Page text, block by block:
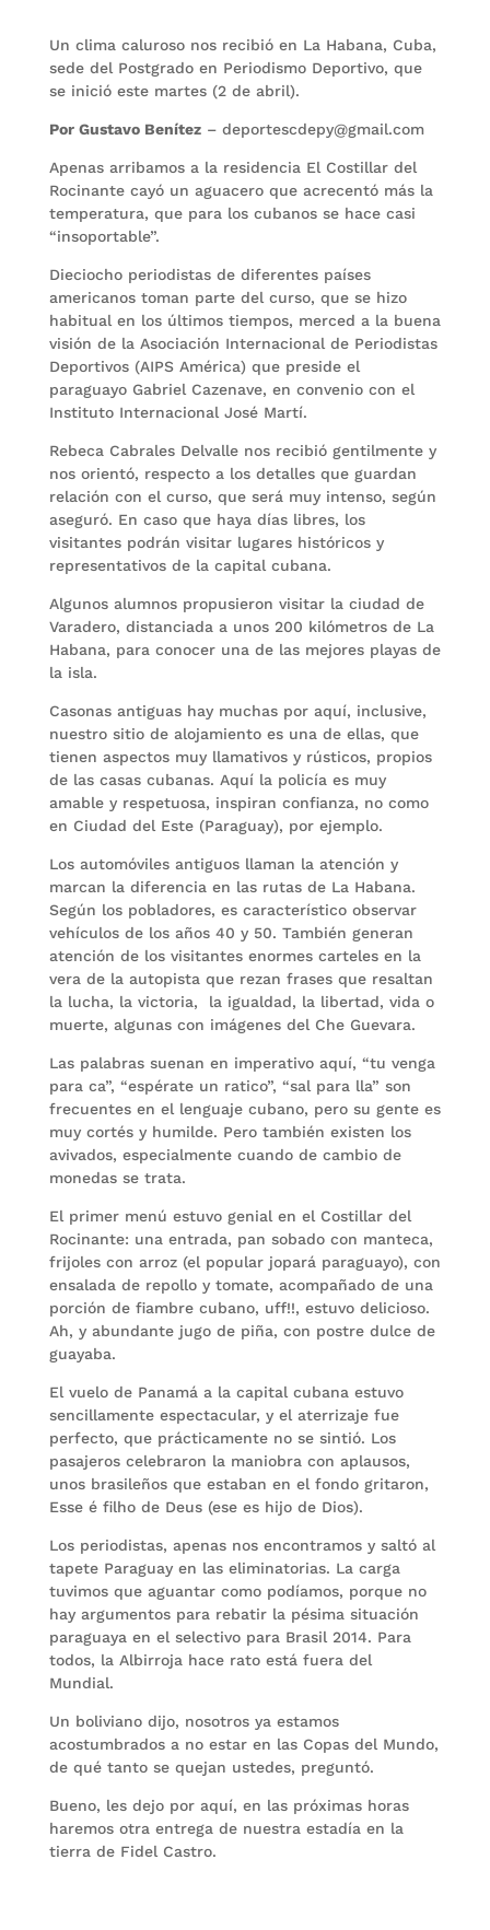
Un clima caluroso nos recibió en La Habana, Cuba,
sede del Postgrado en Periodismo Deportivo, que
se inició este martes (2 de abril).
Por Gustavo Benítez– deportescdepy@gmail.com
Apenas arribamos a la residencia El Costillar del
Rocinante cayó un aguacero que acrecentó más la
temperatura, que para los cubanos se hace casi
“insoportable”.
Dieciocho periodistas de diferentes países
americanos toman parte del curso, que se hizo
habitual en los últimos tiempos, merced a la buena
visión de la Asociación Internacional de Periodistas
Deportivos (AIPS América) que preside el
paraguayo Gabriel Cazenave, en convenio con el
Instituto Internacional José Martí.
Rebeca Cabrales Delvalle nos recibió gentilmente y
nos orientó, respecto a los detalles que guardan
relación con el curso, que será muy intenso, según
aseguró. En caso que haya días libres, los
visitantes podrán visitar lugares históricos y
representativos de la capital cubana.
Algunos alumnos propusieron visitar la ciudad de
Varadero, distanciada a unos 200 kilómetros de La
Habana, para conocer una de las mejores playas de
la isla.
Casonas antiguas hay muchas por aquí, inclusive,
nuestro sitio de alojamiento es una de ellas, que
tienen aspectos muy llamativos y rústicos, propios
de las casas cubanas. Aquí la policía es muy
amable y respetuosa, inspiran confianza, no como
en Ciudad del Este (Paraguay), por ejemplo.
Los automóviles antiguos llaman la atención y
marcan la diferencia en las rutas de La Habana.
Según los pobladores, es característico observar
vehículos de los años 40 y 50. También generan
atención de los visitantes enormes carteles en la
vera de la autopista que rezan frases que resaltan
la lucha, la victoria, la igualdad, la libertad, vida o
muerte, algunas con imágenes del Che Guevara.
Las palabras suenan en imperativo aquí, “tu venga
para ca”, “espérate un ratico”, “sal para lla” son
frecuentes en el lenguaje cubano, pero su gente es
muy cortés y humilde. Pero también existen los
avivados, especialmente cuando de cambio de
monedas se trata.
El primer menú estuvo genial en el Costillar del
Rocinante: una entrada, pan sobado con manteca,
frijoles con arroz (el popular jopará paraguayo), con
ensalada de repollo y tomate, acompañado de una
porción de fiambre cubano, uff!!, estuvo delicioso.
Ah, y abundante jugo de piña, con postre dulce de
guayaba.
El vuelo de Panamá a la capital cubana estuvo
sencillamente espectacular, y el aterrizaje fue
perfecto, que prácticamente no se sintió. Los
pasajeros celebraron la maniobra con aplausos,
unos brasileños que estaban en el fondo gritaron,
Esse é filho de Deus (ese es hijo de Dios).
Los periodistas, apenas nos encontramos y saltó al
tapete Paraguay en las eliminatorias. La carga
tuvimos que aguantar como podíamos, porque no
hay argumentos para rebatir la pésima situación
paraguaya en el selectivo para Brasil 2014. Para
todos, la Albirroja hace rato está fuera del
Mundial.
Un boliviano dijo, nosotros ya estamos
acostumbrados a no estar en las Copas del Mundo,
de qué tanto se quejan ustedes, preguntó.
Bueno, les dejo por aquí, en las próximas horas
haremos otra entrega de nuestra estadía en la
tierra de Fidel Castro.